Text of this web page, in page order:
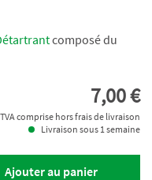
composé du
7,00 €
comprise hors frais de livraison
Livraison sous 1 semaine
Ajouter au panier